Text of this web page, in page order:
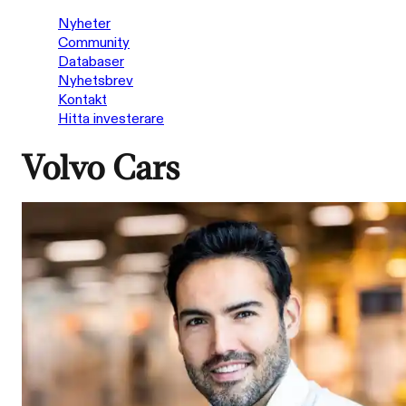
Nyheter
Community
Databaser
Nyhetsbrev
Kontakt
Hitta investerare
Volvo Cars